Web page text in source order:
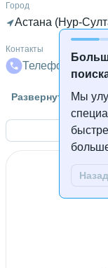
Мы
Назад
Город
Астана (Нур-
Контакты
Телефон
Английский В1
Дополнительное
Информационные
Развернуть